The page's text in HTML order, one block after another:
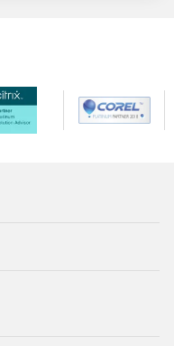
ISO.
режиме слайд-шоу.
защиты
Desktop Gadget.